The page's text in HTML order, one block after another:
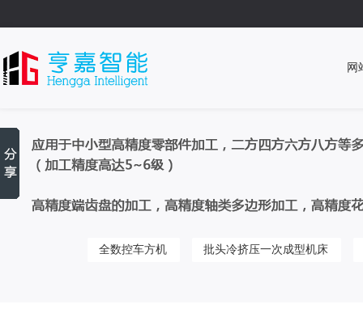
网
全数控车方机 批头冷挤压一次成型机床